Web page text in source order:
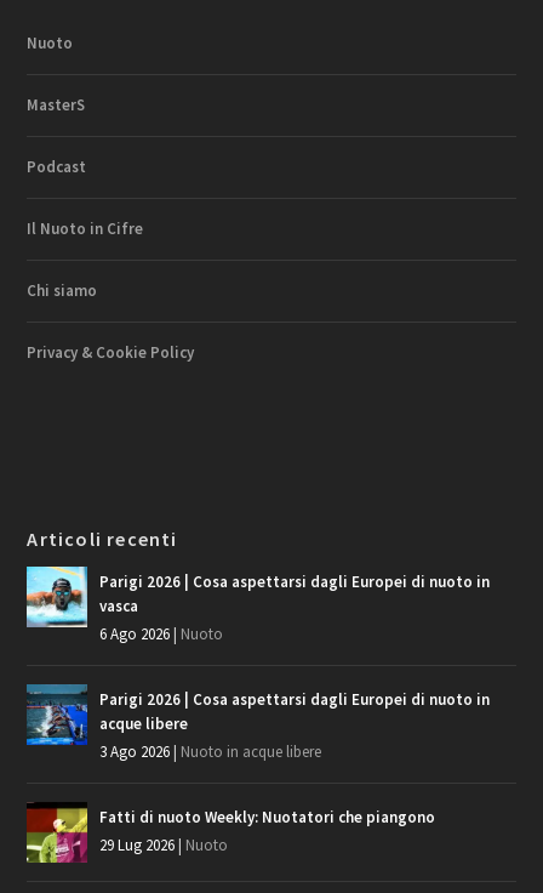
Nuoto
MasterS
Podcast
Il Nuoto in Cifre
Chi siamo
Privacy & Cookie Policy
Articoli recenti
Parigi 2026 | Cosa aspettarsi dagli Europei di nuoto in
vasca
6 Ago 2026| Nuoto
Parigi 2026 | Cosa aspettarsi dagli Europei di nuoto in
acque libere
3 Ago 2026| Nuoto in acque libere
Fatti di nuoto Weekly: Nuotatori che piangono
29 Lug 2026| Nuoto